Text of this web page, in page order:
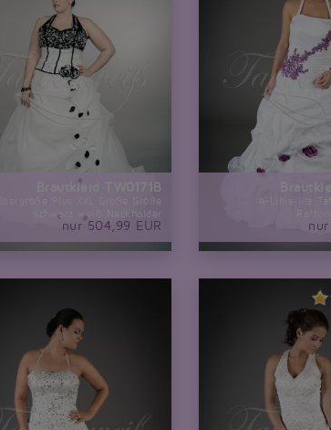
Brautkleid TW0171B
Übergröße Plus XXL Große Größe
schwarz weiß Neckholder
nur 504,99 EUR
A-Linie lila
nur